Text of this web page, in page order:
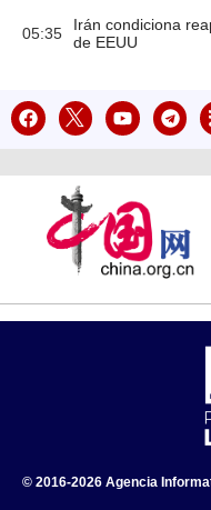
05:35
Irán condiciona
de EEUU
© 2016-2026 Agencia